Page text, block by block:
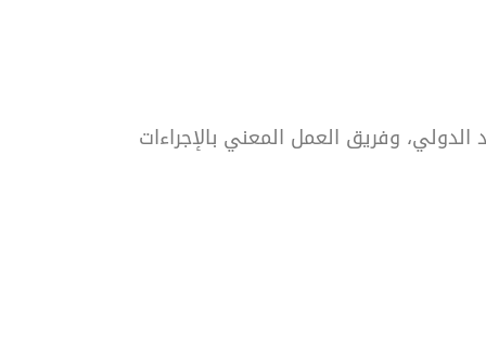
الدولي، وفريق العمل المعني بالإجراءات